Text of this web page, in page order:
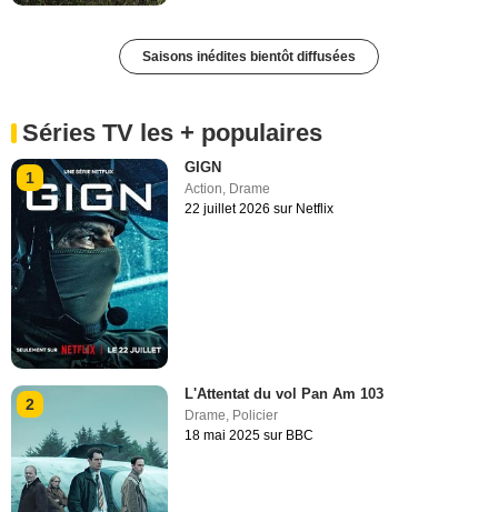
Saisons inédites bientôt diffusées
Séries TV les + populaires
1
GIGN
Action, Drame
22 juillet 2026 sur Netflix
2
L'Attentat du vol Pan Am 103
Drame Policier
18 mai 2025 sur BBC